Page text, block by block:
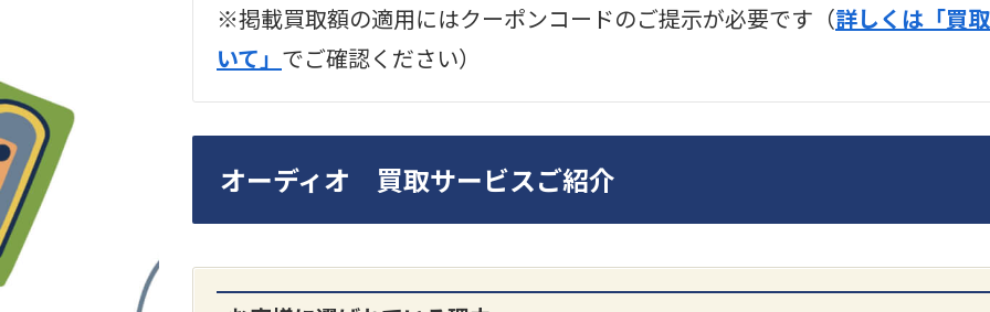
2024年12月更新 オーディオ買取価格
LUXKIT SONY
※掲載買取額の適用にはクーポンコードのご提示が必要です（詳しくは「買
いて」 でご確認ください）
オーディオ 買取サービスご紹介